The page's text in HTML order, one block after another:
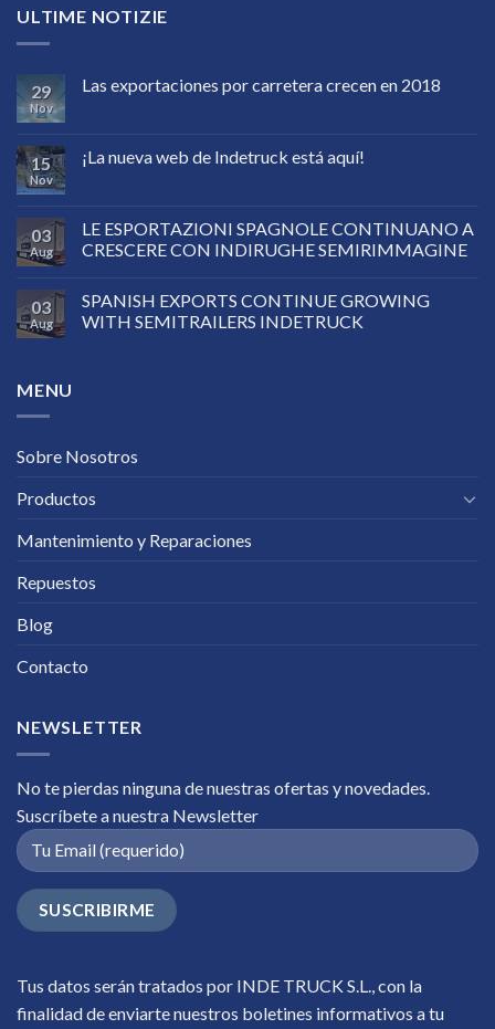
ULTIME NOTIZIE
29
Nov
Las exportaciones por carretera crecen en 2018
15
Nov
¡La nueva web de Indetruck está aquí!
03
Aug
LE ESPORTAZIONI SPAGNOLE CONTINUANO A
CRESCERE CON INDIRUGHE SEMIRIMMAGINE
03
Aug
SPANISH EXPORTS CONTINUE GROWING
WITH SEMITRAILERS INDETRUCK
MENU
Sobre Nosotros
Productos
Mantenimiento y Reparaciones
Repuestos
Blog
Contacto
NEWSLETTER
No te pierdas ninguna de nuestras ofertas y novedades.
Suscríbete a nuestra Newsletter
Tus datos serán tratados por INDE TRUCK S.L., con la
finalidad de enviarte nuestros boletines informativos a tu